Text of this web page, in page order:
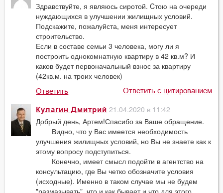
Здравствуйте, я являюсь сиротой. Cтою на очереди
нуждающихся в улучшении жилищных условий.
Подскажите, пожалуйста, меня интересует
строительство.
Если в составе семьи 3 человека, могу ли я
построить однокомнатную квартиру в 42 кв.м? И
каков будет первоначальный взнос за квартиру
(42кв.м. на троих человек)
Ответить Ответить с цитированием
Кулагин Дмитрий 21.04.2020 в 11:42
Добрый день, Артем!Спасибо за Ваше обращение.
Видно, что у Вас имеется необходимость
улучшения жилищных условий, но Вы не знаете как к
этому вопросу подступиться.
Конечно, имеет смысл подойти в агентство на
консультацию, где Вы четко обозначите условия
(исходные). Именно в таком случае мы не будем